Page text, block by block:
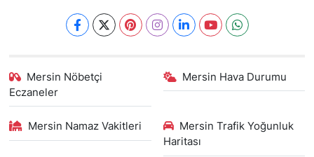
Mersin Nöbetçi
Eczaneler
Mersin Hava Durumu
Mersin Namaz Vakitleri
Mersin Trafik Yoğunluk
Haritası